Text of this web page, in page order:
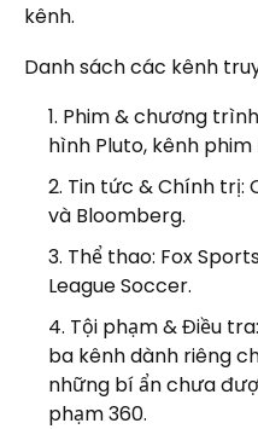
kênh.
Danh sách các kênh
Phim & chương
hình Pluto, kênh
Tin tức & Chính trị:
và Bloomberg.
Thể thao: Fox
League Soccer.
Tội phạm & Điều
ba kênh dành riêng
những bí ẩn chưa
phạm 360.